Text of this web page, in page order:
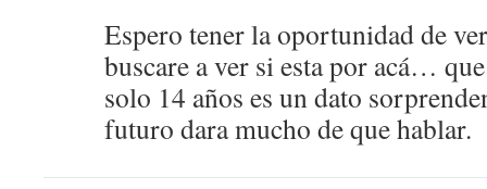
Espero tener la oportunidad de
buscare a ver si esta por acá…
solo 14 años es un dato
futuro dara mucho de que hablar.